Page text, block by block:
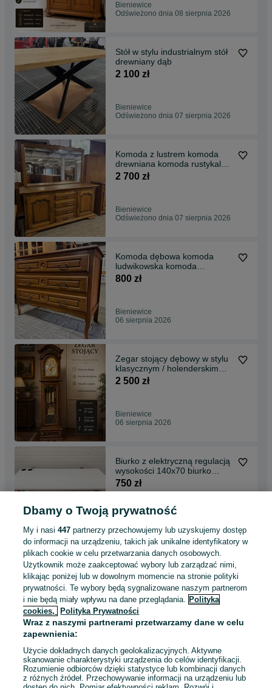
Bieniewice
Odświeżono dnia 08 sierpnia 2026
Stół w stylu industrialnym stół
drewniany dąb
2 100 zł
Bieniewice
Odświeżono dnia 07 sierpnia 2026
Komoda z lustrem komoda
drewniana komoda rustykalna
dąb
2 700 zł
Bieniewice
Odświeżono dnia 07 sierpnia 2026
Komoda dębowa komoda
ludwikowska komoda
drewniana
800 zł
Bieniewice
06 sierpnia 2026
Zegar stojący dębowy w stylu
klasycznym / holenderskim
Grandfather Clock
2 500 zł
Bieniewice
06 sierpnia 2026
Biurko z elektryczną regulacją
wysokości 140x70 biurko
elektryczne
750 zł
Bieniewice
06 sierpnia 2026
Stelaż z elektryczną regulacją
wysokości biurko elektryczne
Swedstyle
650 zł
Bieniewice
06 sierpnia 2026
1 2 3 ... 11
Dbamy o Twoją prywatność
My i nasi447 partnerzy przechowujemy lub uzyskujemy dostęp
do informacji na urządzeniu, takich jak unikalne identyfikatory w
plikach cookie w celu przetwarzania danych osobowych.
Użytkownik może zaakceptować wybory lub zarządzać nimi,
klikając poniżej lub w dowolnym momencie na stronie polityki
prywatności. Te wybory będą sygnalizowane naszym partnerom
i nie będą miały wpływu na dane przeglądania. Polityka
cookies,
Polityka Prywatności
Wraz z naszymi partnerami przetwarzamy dane w celu
zapewnienia:
Użycie dokładnych danych geolokalizacyjnych. Aktywne
skanowanie charakterystyki urządzenia do celów identyfikacji.
Rozumienie odbiorców dzięki statystyce lub kombinacji danych
z różnych źródeł. Przechowywanie informacji na urządzeniu lub